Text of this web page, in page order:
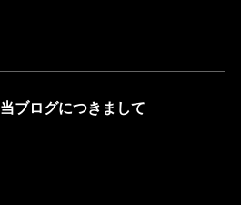
当ブログにつきまして